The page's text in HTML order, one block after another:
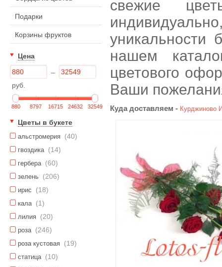
Подарки
Корзины фруктов
Цена
–
руб.
880 8797 16715 24632 32549
Цветы в букете
альстромерия (40)
гвоздика (14)
гербера (60)
зелень (206)
ирис (18)
кала (1)
лилия (20)
роза (246)
роза кустовая (19)
статица (10)
свежие
уникальности
нашем
цветового
Ваши
Куда доставляем - Курджиново